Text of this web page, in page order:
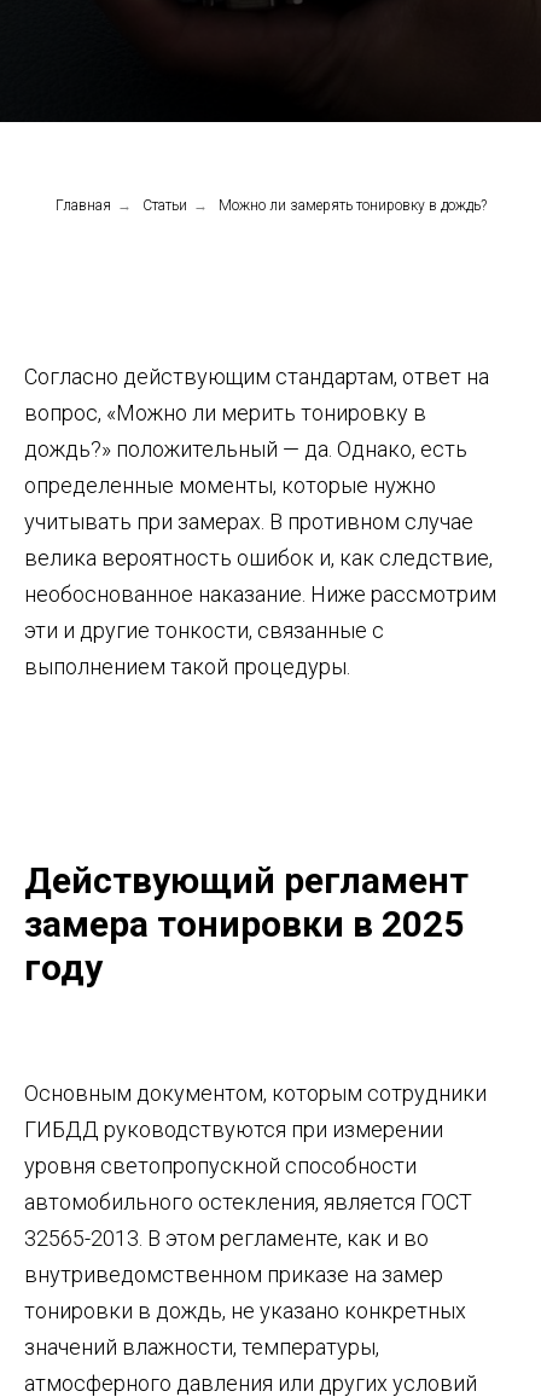
Главная → Статьи → Можно ли замерять тонировку в дождь?
Согласно действующим стандартам, ответ на
вопрос, «Можно ли мерить тонировку в
дождь?» положительный — да. Однако, есть
определенные моменты, которые нужно
учитывать при замерах. В противном случае
велика вероятность ошибок и, как следствие,
необоснованное наказание. Ниже рассмотрим
эти и другие тонкости, связанные с
выполнением такой процедуры.
Действующий регламент
замера тонировки в 2025
году
Основным документом, которым сотрудники
ГИБДД руководствуются при измерении
уровня светопропускной способности
автомобильного остекления, является ГОСТ
32565-2013. В этом регламенте, как и во
внутриведомственном приказе на замер
тонировки в дождь, не указано конкретных
значений влажности, температуры,
атмосферного давления или других условий